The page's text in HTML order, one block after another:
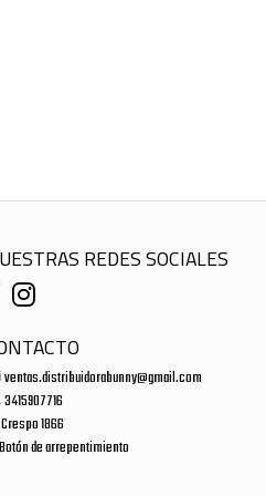
REDES SOCIALES
ventas.distribuidorabunny@gmail.com
3415907716
Crespo 1866
de arrepentimiento